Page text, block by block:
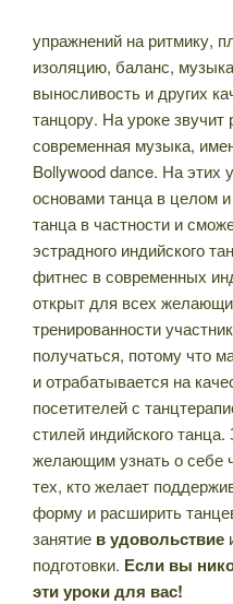
упражнений на ритмику,
изоляцию, баланс,
выносливость и других
танцору. На уроке звучит
современная музыка,
Bollywood dance. На этих
основами танца в целом
танца в частности и
эстрадного индийского
фитнес в современных
открыт для всех
тренированности
получаться, потому что
и отрабатывается на
посетителей с
стилей индийского
желающим узнать о себе
тех, кто желает
форму и расширить
занятие в удовольствие
подготовки. Если вы
эти уроки для вас!